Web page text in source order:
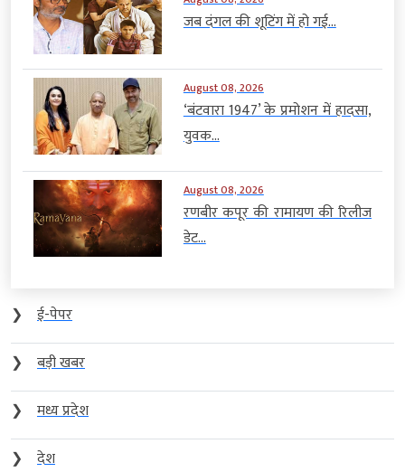
जब दंगल की शूटिंग में हो गई...
August 08, 2026
‘बंटवारा 1947’ के प्रमोशन में हादसा,
युवक...
August 08, 2026
रणबीर कपूर की रामायण की रिलीज
डेट...
❯
ई-पेपर
❯
बड़ी खबर
❯
मध्य प्रदेश
❯
देश